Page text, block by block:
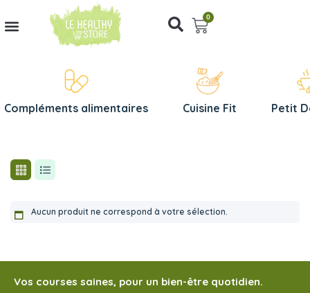
0
Compléments alimentaires Cuisine Fit Petit
Aucun produit ne correspond à votre sélection.
Vos courses saines, pour un bien-être quotidien.